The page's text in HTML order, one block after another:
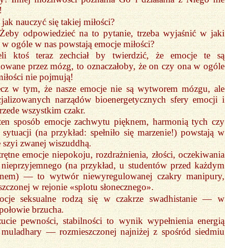
nauczyć się takiej miłości?
odpowiedzieć na to pytanie, trzeba wyjaśnić w jaki
ogóle w nas powstają emocje miłości?
ktoś teraz zechciał by twierdzić, że emocje te są
przez mózg, to oznaczałoby, że on czy ona w ogóle
nie pojmują!
w tym, że nasze emocje nie są wytworem mózgu, ale
narządów bioenergetycznych sfery emocji i
wszystkim czakr.
sposób emocje zachwytu pięknem, harmonią tych czy
(na przykład: spełniło się marzenie!) powstają w
szyi zwanej wiszuddhą.
emocje niepokoju, rozdrażnienia, złości, oczekiwania
(na przykład, u studentów przed każdym
— to wytwór niewyregulowanej czakry manipury,
w rejonie «splotu słonecznego».
seksualne rodzą się w czakrze swadhistanie — w
brzucha.
pewności, stabilności to wynik wypełnienia energią
— rozmieszczonej najniżej z spośród siedmiu